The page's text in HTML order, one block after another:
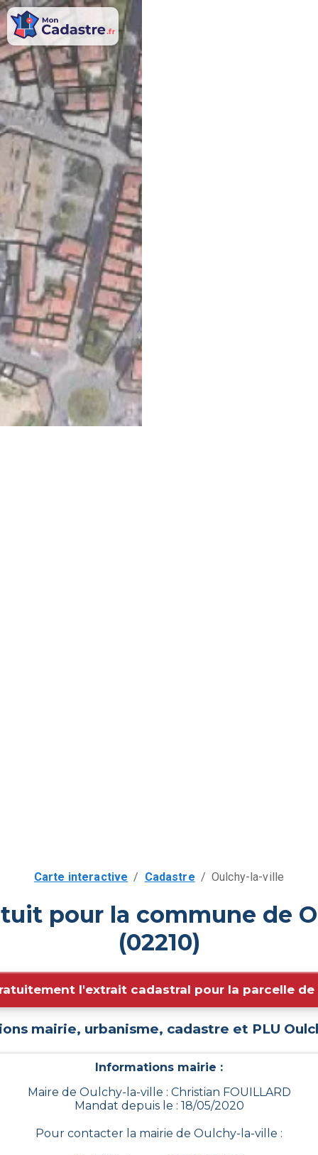
Carte interactive / Cadastre / Oulchy-la-ville
pour la commune de
(02210)
l'extrait cadastral pour la parcelle de
mairie, urbanisme, cadastre et PLU
Informations mairie :
Maire de Oulchy-la-ville : Christian FOUILLARD
Mandat depuis le : 18/05/2020
Pour contacter la mairie de Oulchy-la-ville :